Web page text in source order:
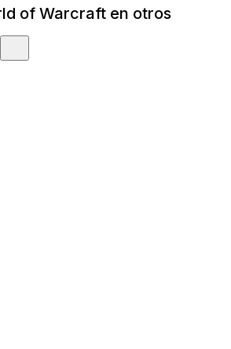
of Warcraft en otros